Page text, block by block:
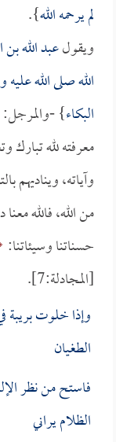
لم يرحمه الله}.
ويقولعبد الله
الله صلى الله
البكاء} -والمرجل:
معرفته لله تبارك
وآياته، ويناديهم
من الله، فالله
حسناتنا وسيئاتنا:
[المجادلة:7].
وإذا خلوت
الطغيان
فاستح من نظر
الظلام يراني